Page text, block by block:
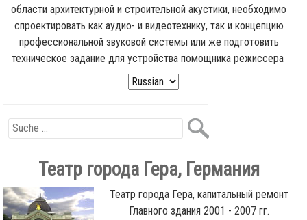
области архитектурной и строительной акустики, необходимо
спроектировать как аудио- и видеотехнику, так и концепцию
профессиональной звуковой системы или же подготовить
техническое задание для устройства помощника режиссера
Театр города Гера, Германия
Театр города Гера, капитальный ремонт
Главного здания 2001 - 2007 гг.